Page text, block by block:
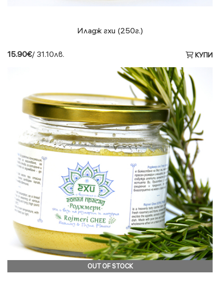
Иладж гхи (250г.)
15.90€/ 31.10лв. КУПИ
OUT OF STOCK